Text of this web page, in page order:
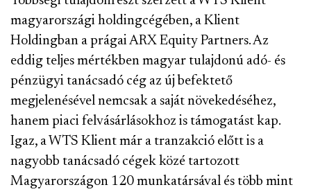
magyarországi holdingcégében, a Klient
Holdingban a prágai ARX Equity Partners. Az
eddig teljes mértékben magyar tulajdonú adó- és
pénzügyi tanácsadó cég az új befektető
megjelenésével nemcsak a saját növekedéséhez,
hanem piaci felvásárlásokhoz is támogatást kap.
Igaz, a WTS Klient már a tranzakció előtt is a
nagyobb tanácsadó cégek közé tartozott
Magyarországon 120 munkatársával és több mint